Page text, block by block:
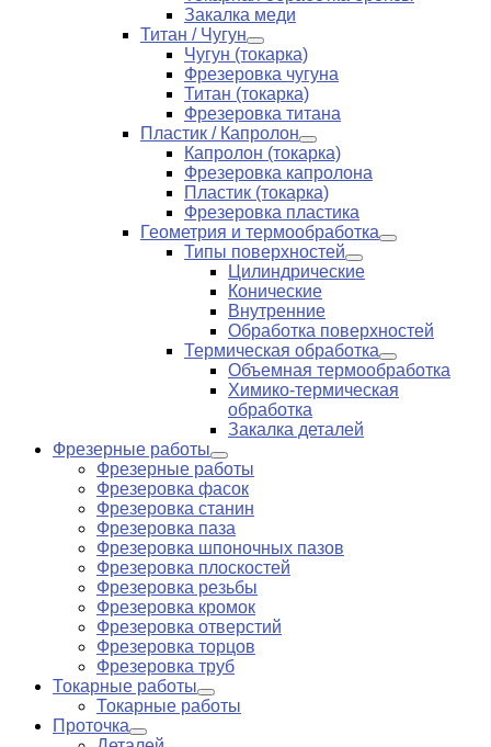
Закалка меди
Титан / Чугун
Чугун (токарка)
Фрезеровка чугуна
Титан (токарка)
Фрезеровка титана
Пластик / Капролон
Капролон (токарка)
Фрезеровка капролона
Пластик (токарка)
Фрезеровка пластика
Геометрия и термообработка
Типы поверхностей
Цилиндрические
Конические
Внутренние
Обработка поверхностей
Термическая обработка
Объемная термообработка
Химико-термическая
обработка
Закалка деталей
Фрезерные работы
Фрезерные работы
Фрезеровка фасок
Фрезеровка станин
Фрезеровка паза
Фрезеровка шпоночных пазов
Фрезеровка плоскостей
Фрезеровка резьбы
Фрезеровка кромок
Фрезеровка отверстий
Фрезеровка торцов
Фрезеровка труб
Токарные работы
Токарные работы
Проточка